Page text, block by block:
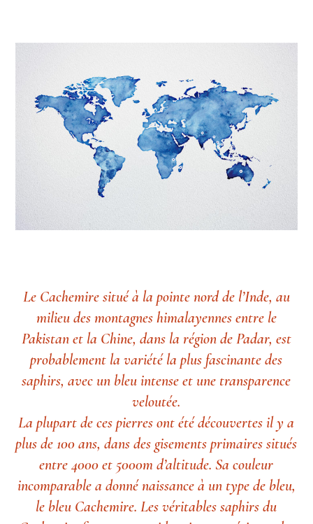
Le Cachemire situé à la pointe nord de l’Inde, au
milieu des montagnes himalayennes entre le
Pakistan et la Chine, dans la région de Padar, est
probablement la variété la plus fascinante des
saphirs, avec un bleu intense et une transparence
veloutée.
La plupart de ces pierres ont été découvertes il y a
plus de 100 ans, dans des gisements primaires situés
entre 4000 et 5000m d’altitude. Sa couleur
incomparable a donné naissance à un type de bleu,
le bleu Cachemire. Les véritables saphirs du